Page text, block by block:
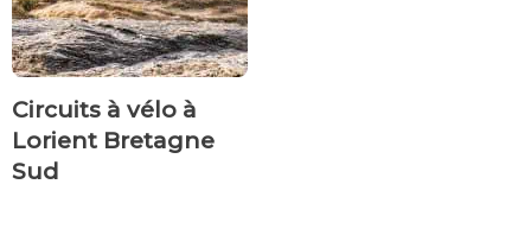
Circuits à vélo à
Lorient Bretagne
Sud